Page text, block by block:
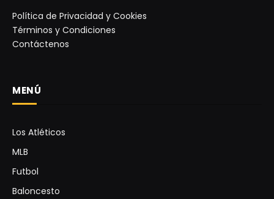
Política de Privacidad y Cookies
Términos y Condiciones
Contáctenos
MENÚ
Los Atléticos
MLB
Futbol
Baloncesto